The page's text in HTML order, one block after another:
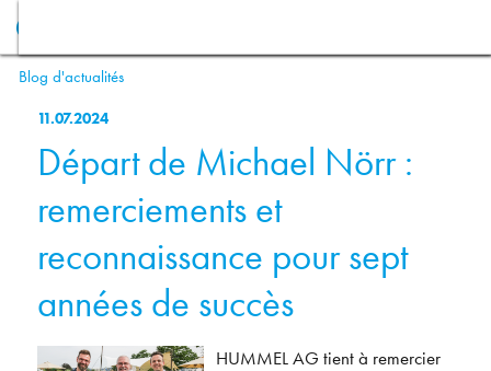
Blog d'actualités
11.07.2024
Départ de Michael Nörr :
remerciements et
reconnaissance pour sept
années de succès
HUMMEL AG tient à remercier